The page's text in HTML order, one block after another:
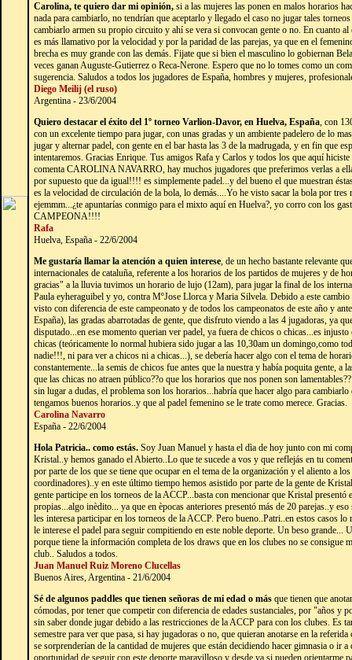
Carolina, te quiero dar mi opinión, si a las mujeres las ponen en malos horarios
nada para cambiarlo, no tendrían que aceptarlo y llegado el caso no jugar tales
cambiarlo armen su propio circuito y ahí se vera si convocan gente o no. En cuanto al
es más llamativo por la velocidad y por la paridad de las parejas, ya que en el
brecha es muy grande con las demás. Fijate que si bien el masculino lo gobiernan
veces ganan Auguste-Gutierrez o Reca-Nerone. Espero que no lo tomes como un
sugerencia. Saludos a todos los jugadores de España, hombres y mujeres,
Diego Meilij (el ruso)
Argentina - 23/6/2004
Quiero destacar el éxito del 1º torneo Varlion-Davor, en Huelva, España, con
con un excelente tiempo para jugar, con unas gradas y un ambiente padelero de lo
jugar y alternar padel, con gente en el bar hasta las 3 de la madrugada, y en fin que
intentaremos. Gracias Enrique. Tus amigos Rafa y Carlos y todos los que aquí hiciste
comenta CAROLINA NAVARRO, hay muchos jugadores que preferimos verlas a
por supuesto que da igual!!!! es simplemente padel...y del bueno el que muestran
es la velocidad de circulación de la bola, lo demás....Yo he visto sacar la bola por
ejemmm...¿te apuntarías conmigo para el mixto aquí en Huelva?, yo corro con los
CAMPEONA!!!!
Rafa
Huelva, España - 22/6/2004
Me gustaría llamar la atención a quien interese, de un hecho bastante relevante
internacionales de cataluña, referente a los horarios de los partidos de mujeres y de
gracias" a la lluvia tuvimos un horario de lujo (12am), para jugar la final de los
Paula eyheraguibel y yo, contra MºJose Llorca y Maria Silvela. Debido a este
visto con diferencia de este campeonato y de todos los campeonatos de este año y
España), las gradas abarrotadas de gente, que disfruto viendo a las 4 jugadoras, ya
disputado...en ese momento querian ver padel, ya fuera de chicos o chicas...es
chicas (teóricamente lo normal hubiera sido jugar a las 10,30am un domingo,como
nadie!!!, ni para ver a chicos ni a chicas...), se debería hacer algo con el tema de
constantemente...la semis de chicos fue antes que la nuestra y había poquita gente, a
que las chicas no atraen público??o que los horarios que nos ponen son
sin lugar a dudas, el problema son los horarios...habría que hacer algo para
tengamos buenos horarios..y que al padel femenino se le trate como merece. Gracias.
Carolina Navarro
España - 22/6/2004
Hola Patricia.. como estás. Soy Juan Manuel y hasta el dìa de hoy junto con mi
Kristal..y hemos ganado el Abierto..Lo que te sucede a vos y que reflejás en tu
por parte de los que se tiene que ocupar en el tema de la organización y el aliento a
coordinadores)..y en este último tiempo hemos asistido por parte de la gente de
gente participe en los torneos de la ACCP...basta con mencionar que Kristal presentó
propias...algo inèdito... ya que en èpocas anteriores presentó más de 20 parejas..y
les interesa participar en los torneos de la ACCP. Pero bueno..Patri..en estos casos lo
le interese el padel para seguir compitiendo en este noble deporte. Un beso grande...
porque tiene la información completa de los draws que en los clubes no se consigue
club.. Saludos a todos.
Juan Manuel Ruiz Moreno Clucellas
Buenos Aires, Argentina - 21/6/2004
Sé de algunos paddles que tienen señoras de mi edad o más que tienen que
cómodas, por tener que competir con diferencia de edades sustanciales, por "años y
sin saber donde jugar debido a las restricciones de la ACCP para con los clubes. Es
semestre para ver que pasa, si hay jugadoras o no, que quieran anotarse en la
se sorprenderían de la cantidad de mujeres que están decidiendo hacer gimnasia o ir
oportunidad de seguir con este deporte maravilloso y desde ya si pueden orientarme